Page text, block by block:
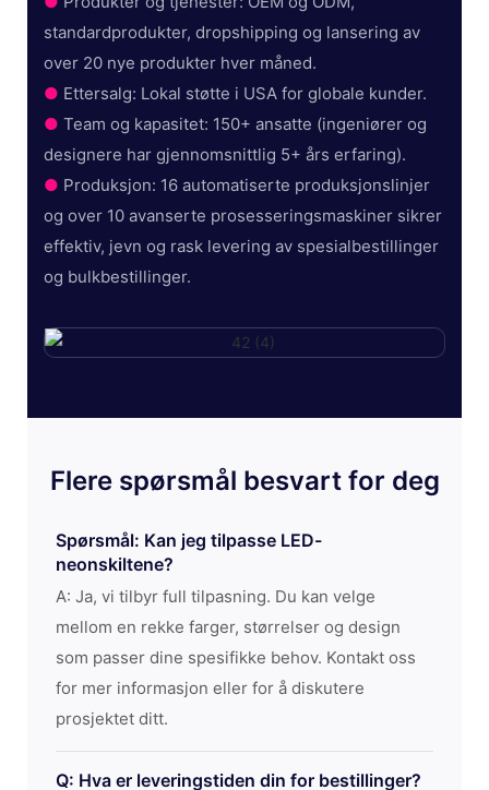
standardprodukter, dropshipping og lansering av
over 20 nye produkter hver måned.
● Ettersalg: Lokal støtte i USA for globale kunder.
● Team og kapasitet: 150+ ansatte (ingeniører og
designere har gjennomsnittlig 5+ års erfaring).
● Produksjon: 16 automatiserte produksjonslinjer
og over 10 avanserte prosesseringsmaskiner sikrer
effektiv, jevn og rask levering av spesialbestillinger
og bulkbestillinger.
Flere spørsmål besvart for deg
Spørsmål: Kan jeg tilpasse LED-
neonskiltene?
A: Ja, vi tilbyr full tilpasning. Du kan velge
mellom en rekke farger, størrelser og design
som passer dine spesifikke behov. Kontakt oss
for mer informasjon eller for å diskutere
prosjektet ditt.
Q: Hva er leveringstiden din for bestillinger?